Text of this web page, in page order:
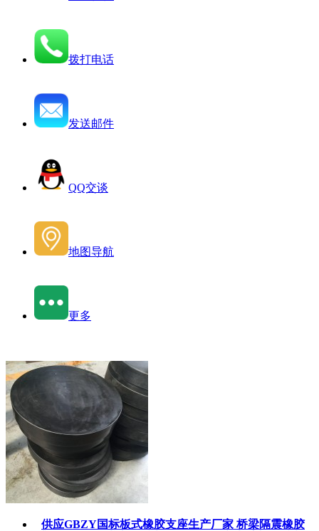
拨打电话
发送邮件
QQ交谈
地图导航
更多
供应GBZY国标板式橡胶支座生产厂家 桥梁隔震橡胶